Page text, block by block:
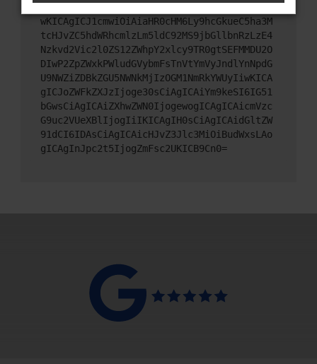
mNvbmZpZyI6IHsKICAgICJtZXRob2QiOiAiR0VUIi
wKICAgICJ1cmwiOiAiaHR0cHM6Ly9hcGkueC5ha3M
tcHJvZC5hdWRhcmlzLm5ldC92MS9jbGllbnRzLzE4
Nzkvd2Vic2l0ZS12ZWhpY2xlcy9TR0gtSEFMMDU2O
DIwP2ZpZWxkPWludGVybmFsTnVtYmVyJndlYnNpdG
U9NWZiZDBkZGU5NWNkMjIzOGM1NmRkYWUyIiwKICA
gICJoZWFkZXJzIjoge30sCiAgICAiYm9keSI6IG51
bGwsCiAgICAiZXhwZWN0IjogewogICAgICAicmVzc
G9uc2VUeXBlIjogIiIKICAgIH0sCiAgICAidGltZW
91dCI6IDAsCiAgICAicHJvZ3Jlc3MiOiBudWxsLAo
gICAgInJpc2t5IjogZmFsc2UKICB9Cn0=